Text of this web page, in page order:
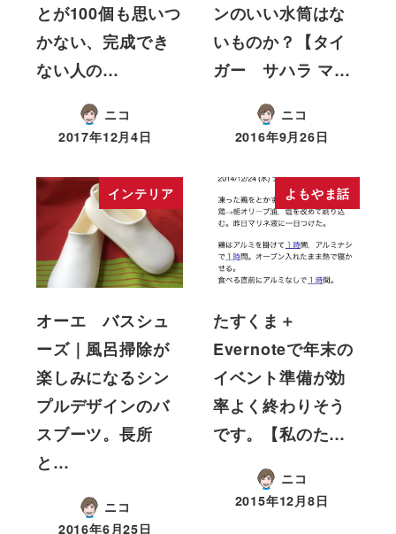
とが100個も思いつ
かない、完成でき
ない人の…
ニコ
2017年12月4日
ンのいい水筒はな
いものか？【タイ
ガー サハラ マ…
ニコ
2016年9月26日
インテリア
オーエ バスシュ
ーズ｜風呂掃除が
楽しみになるシン
プルデザインのバ
スブーツ。長所
と…
ニコ
2016年6月25日
よもやま話
たすくま＋
Evernoteで年末の
イベント準備が効
率よく終わりそう
です。【私のた…
ニコ
2015年12月8日